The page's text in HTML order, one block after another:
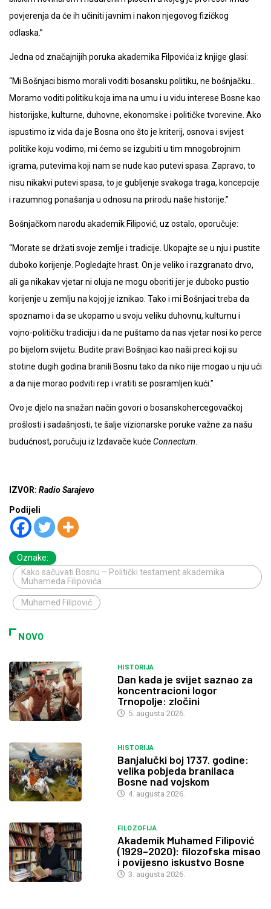
povjerenja da će ih učiniti javnim i nakon njegovog fizičkog
odlaska.”
Jedna od značajnijih poruka akademika Filpovića iz knjige glasi:
“Mi Bošnjaci bismo morali voditi bosansku politiku, ne bošnjačku…
Moramo voditi politiku koja ima na umu i u vidu interese Bosne kao
historijske, kulturne, duhovne, ekonomske i političke tvorevine. Ako
ispustimo iz vida da je Bosna ono što je kriterij, osnova i svijest
politike koju vodimo, mi ćemo se izgubiti u tim mnogobrojnim
igrama, putevima koji nam se nude kao putevi spasa. Zapravo, to
nisu nikakvi putevi spasa, to je gubljenje svakoga traga, koncepcije
i razumnog ponašanja u odnosu na prirodu naše historije.”
Bošnjačkom narodu akademik Filipović, uz ostalo, oporučuje:
“Morate se držati svoje zemlje i tradicije. Ukopajte se u nju i pustite
duboko korijenje. Pogledajte hrast. On je veliko i razgranato drvo,
ali ga nikakav vjetar ni oluja ne mogu oboriti jer je duboko pustio
korijenje u zemlju na kojoj je iznikao. Tako i mi Bošnjaci treba da
spoznamo i da se ukopamo u svoju veliku duhovnu, kulturnu i
vojno-političku tradiciju i da ne puštamo da nas vjetar nosi ko perce
po bijelom svijetu. Budite pravi Bošnjaci kao naši preci koji su
stotine dugih godina branili Bosnu tako da niko nije mogao u nju ući
a da nije morao podviti rep i vratiti se posramljen kući.”
Ovo je djelo na snažan način govori o bosanskohercegovačkoj
prošlosti i sadašnjosti, te šalje vizionarske poruke važne za našu
budućnost, poručuju iz Izdavače kuće Connectum
IZVOR: Radio Sarajevo
Podijeli
Oznake:
Kako sačuvati Bosnu – Politički testament akademika
Muhameda Filipovića
Muhamed Filipović
NOVO
HISTORIJA
Dan kada je svijet saznao za
koncentracioni logor
Trnopolje: zločini
5. augusta 2026.
HISTORIJA
Banjalučki boj 1737. godine:
velika pobjeda branilaca
Bosne nad vojskom
4. augusta 2026.
FILOZOFIJA
Akademik Muhamed Filipović
(1929–2020): filozofska misao
i povijesno iskustvo Bosne
3. augusta 2026.